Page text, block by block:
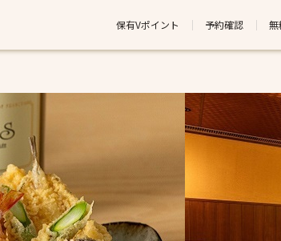
保有Vポイント 予約確認 無